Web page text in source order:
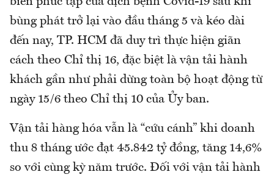
bùng phát trở lại vào đầu tháng 5 và kéo dài
đến nay, TP. HCM đã duy trì thực hiện giãn
cách theo Chỉ thị 16, đặc biệt là vận tải hành
khách gần như phải dừng toàn bộ hoạt động từ
ngày 15/6 theo Chỉ thị 10 của Ủy ban.
Vận tải hàng hóa vẫn là “cứu cánh” khi doanh
thu 8 tháng ước đạt 45.842 tỷ đồng, tăng 14,6%
so với cùng kỳ năm trước. Đối với vận tải hành